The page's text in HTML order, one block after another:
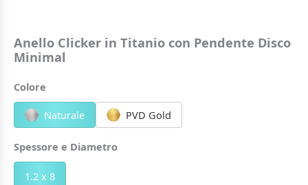
Anello Clicker in Titanio con Pendente Disco
Minimal
Colore
Naturale PVD Gold
Spessore e Diametro
1.2 x 8